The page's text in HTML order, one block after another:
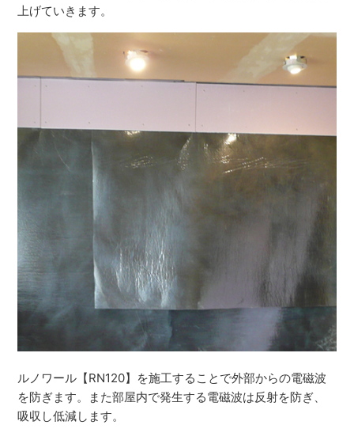
上げていきます。
ルノワール【RN120】を施工することで外部からの電磁波
を防ぎます。また部屋内で発生する電磁波は反射を防ぎ、
吸収し低減します。